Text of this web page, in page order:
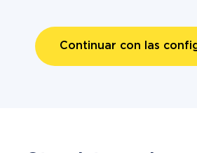
Continuar con las